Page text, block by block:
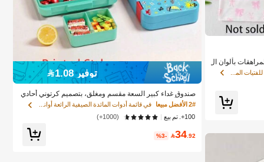
بألوان ال
للاستخدام عل
هذه الملابس
ناعم ومريح يت
الأساسية الي
في عقدة القوس ملابس داخلية للفتيات المراهقات
توفير 1.08
صندوق غداء كبير السعة مقسم ومغلق، بتصميم كرتوني أحادي
اللون بأنماط متعددة، صندوق غداء محمول معزول، مقسم قاب
ل للفصل، سهل التنظيف، مناسب للمكتب والسفر والعودة لل
مدرسة وغيرها
2# الأفضل مبيعا
في قائمة أدوات المائدة الصيفية الرائعة أواني الطعا
100+. تم بيع
(1000+)
34 .92
%3-